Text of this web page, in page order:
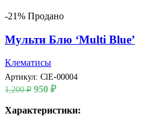
-21% Продано
Мульти Блю ‘Multi Blue’
Клематисы
Артикул: ClE-00004
1,200₽ Первоначальная
составляла
950 ₽Текущая
950 ₽.
Характеристики: